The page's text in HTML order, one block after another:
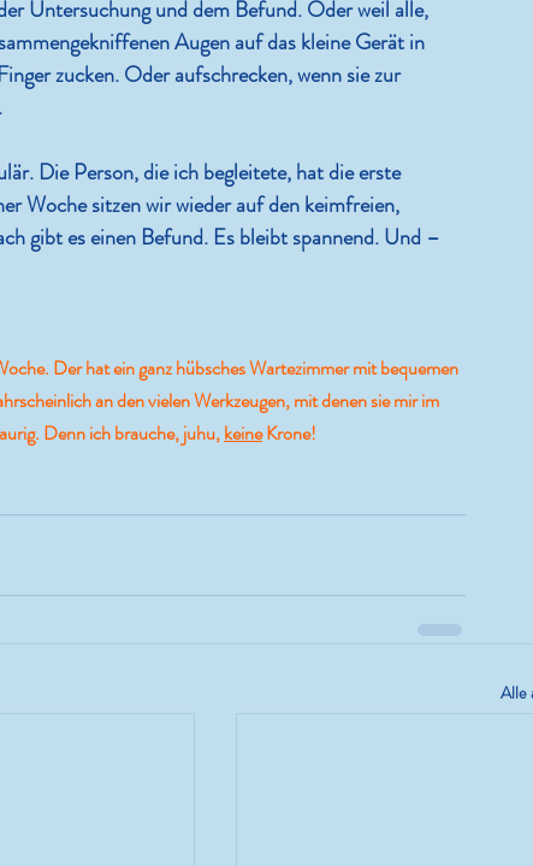
Untersuchung und dem Befund. Oder weil alle,
Augen auf das kleine Gerät in
zucken. Oder aufschrecken, wenn sie zur
Die Person, die ich begleitete, hat die erste
Woche sitzen wir wieder auf den keimfreien,
gibt es einen Befund. Es bleibt spannend. Und –
Der hat ein ganz hübsches Wartezimmer mit bequemen
an den vielen Werkzeugen, mit denen sie mir im
Denn ich brauche, juhu, keine Krone!
Alle